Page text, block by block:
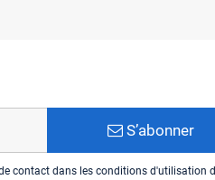
S’abonner
contact dans les conditions d'utilisation